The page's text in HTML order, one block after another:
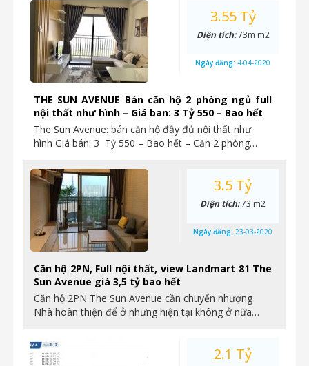
THE SUN AVENUE Bán căn hộ 2 phòng ngủ full
nội thất như hình – Giá ban: 3 Tỷ 550 – Bao hết
The Sun Avenue: bán căn hộ đầy đủ nội thất như
hình Giá bán: 3 Tỷ 550 – Bao hết – Căn 2 phòng…
3.55 Tỷ
Diện tích:73m m2
Ngày đăng: 4-04-2020
Căn hộ 2PN, Full nội thất, view Landmart 81 The
Sun Avenue giá 3,5 tỷ bao hết
Căn hộ 2PN The Sun Avenue cần chuyển nhượng
Nhà hoàn thiện để ở nhưng hiện tại không ở nữa…
3.5 Tỷ
Diện tích:73 m2
Ngày đăng: 23-03-2020
2.1 Tỷ